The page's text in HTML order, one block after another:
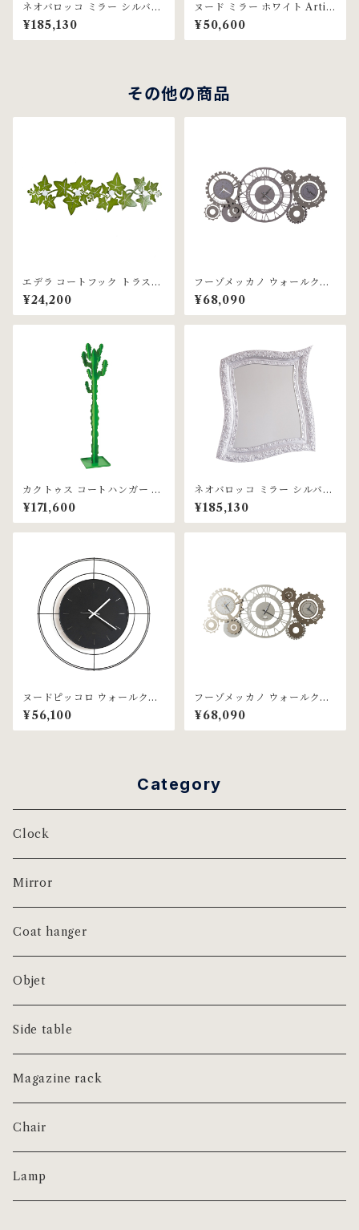
ネオバロッコ ミラー シルバー
リーフ Arti & Mestieri社
¥185,130
ヌード ミラー ホワイト Arti
& Mestieri社
¥50,600
その他の商品
エデラ コートフック トラスパ
レントグリーン Arti & Mesti
eri社
¥24,200
フーゾメッカノ ウォールクロ
ック スレート&マッド Arti &
Mestieri社
¥68,090
カクトゥス コートハンガー オ
リーブグリーン Arti & Mesti
eri社
¥171,600
ネオバロッコ ミラー シルバー
リーフ Arti & Mestieri社
¥185,130
ヌードピッコロ ウォールクロ
ック ブラック Arti & Mestie
ri社
¥56,100
フーゾメッカノ ウォールクロ
ック サンド&ブロンズ Arti &
Mestieri社
¥68,090
Category
Clock
Mirror
Coat hanger
Objet
Side table
Magazine rack
Chair
Lamp